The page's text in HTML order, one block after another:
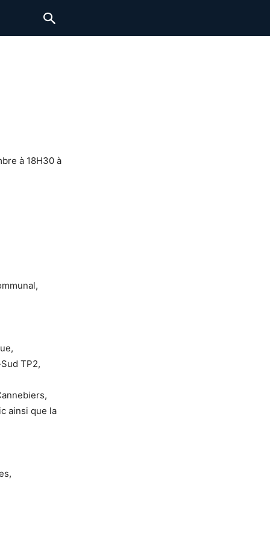
à 18H30 à
TP2,
ainsi que la